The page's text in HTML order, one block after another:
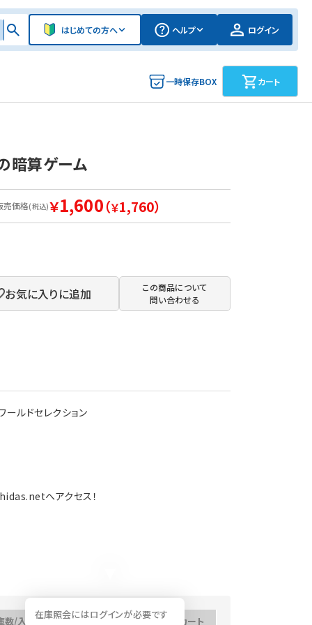
はじめての方へ ヘルプ ログイン
一時保存BOX カート
暗算ゲーム
売価格(税込)￥1,600（￥1,760）
お気に入りに追加
この商品について
問い合わせる
ルドセレクション
へアクセス！
数/入荷予定日
在庫照会にはログインが必要です
数量 カート